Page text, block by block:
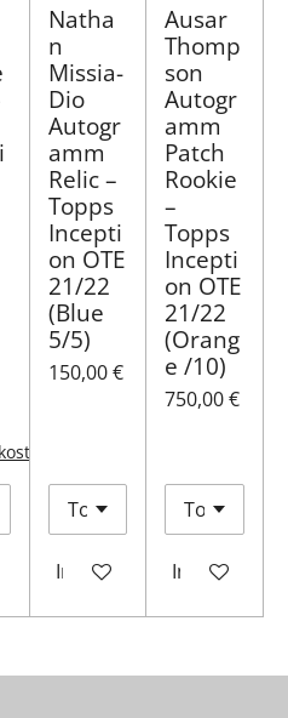
Natha
n
Missia-
Dio
Autogr
amm
Relic –
Topps
Incepti
on OTE
21/22
(Blue
5/5)
150,00 €
In den Warenkorb
Ausar
Thomp
son
Autogr
amm
Patch
Rookie
–
Topps
Incepti
on OTE
21/22
(Orang
e /10)
750,00 €
In den